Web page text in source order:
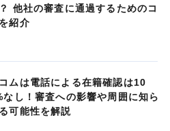
他社の審査に通過するためのコ
紹介
ムは電話による在籍確認は10
なし！審査への影響や周囲に知ら
可能性を解説